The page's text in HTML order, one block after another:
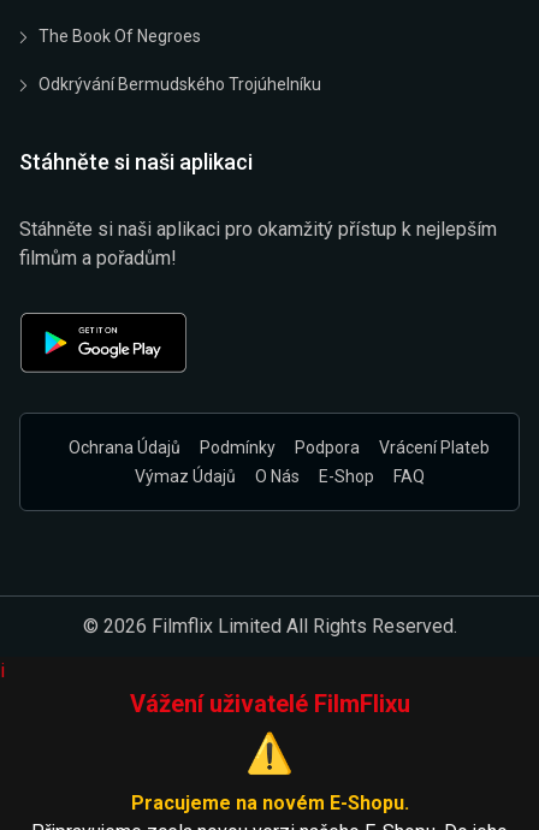
The Book Of Negroes
Odkrývání Bermudského Trojúhelníku
Stáhněte si naši aplikaci
Stáhněte si naši aplikaci pro okamžitý přístup k nejlepším
filmům a pořadům!
Ochrana Údajů Podmínky Podpora
Vrácení Plateb
Výmaz Údajů
O Nás E-Shop FAQ
© 2026 Filmflix Limited All Rights Reserved.
i
Vážení uživatelé FilmFlixu
⚠️
Pracujeme na novém E-Shopu.